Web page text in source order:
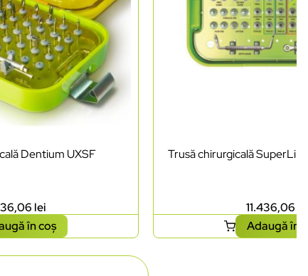
Dentium UXSF
lei
în coș
Trusă chirurgicală
11.436,06
Adaugă în